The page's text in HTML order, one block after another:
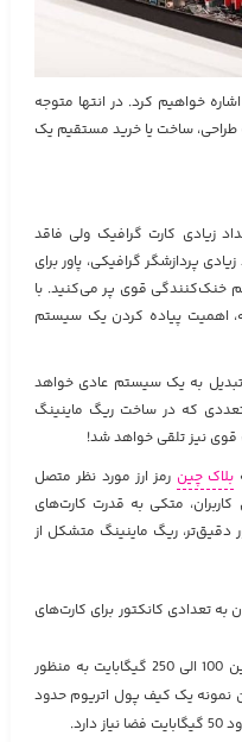
خواهیم کرد. در انتها متوجه
ساخت یا خرید مستقیم یک
زیادی کارت گرافیک ولی فاقد
پردازشگر گرافیکی، پاور برای
خنک‌کنندگی قوی پر می‌کنید. با
اهمیت پیاده کردن یک سیستم
به یک سیستم عادی خواهد
که در ساخت ریگ ماینینگ
قوی نیز تلقی خواهد شد!
بلاک چین رمز ارز مورد نظر متصل
متکی به قدرت کارت‌های
ریگ ماینینگ متشکل از
به تعدادی کانکتور برای کارت‌های
یک هارد دیسک (HDD) با حافظه‌ای بین 100 الی 250 گیگابایت به منظور
نمونه یک کیف پول اتریوم حدود